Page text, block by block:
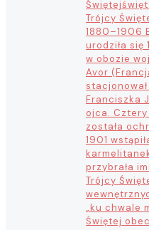
Świętej
Trójcy
1880–1906
urodziła się
w obozie
Avor
Franciszka
ojca.
została
1901
przybrała
Trójcy
„ku chwale
Świętej